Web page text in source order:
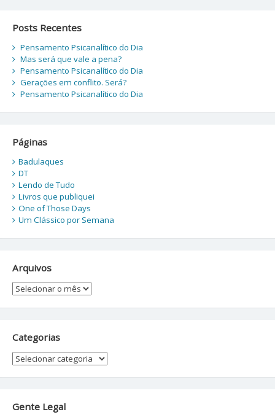
Posts Recentes
Pensamento Psicanalítico do Dia
Mas será que vale a pena?
Pensamento Psicanalítico do Dia
Gerações em conflito. Será?
Pensamento Psicanalítico do Dia
Páginas
Badulaques
DT
Lendo de Tudo
Livros que publiquei
One of Those Days
Um Clássico por Semana
Arquivos
Arquivos
Categorias
Categorias
Gente Legal